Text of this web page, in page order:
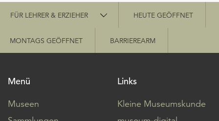
Schnellzugriff
FÜR LEHRER & ERZIEHER HEUTE GEÖFFNET
MONTAGS GEÖFFNET BARRIEREARM
Menü
Museen
Links
Kleine Museumskunde